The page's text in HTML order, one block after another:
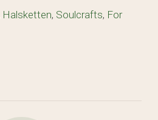
Halsketten, Soulcrafts, For